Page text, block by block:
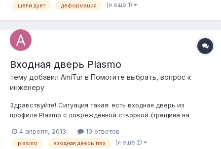
щели дует деформация (и ещё 1)
Входная дверь Plasmo
тему добавил AmiTur в Помогите выбрать, вопрос к
инженеру
Здравствуйте! Ситуация такая: есть входная дверь из
профиля Plasmo с поврежденной створкой (трещина на
Петербурге я не нашел компаний, которые занимаются этим
профилем. Так же, я не нашел официального сайта Plasmo.
4 апреля, 2013 10 ответов
plasmo входная дверь пвх (и ещё 2)